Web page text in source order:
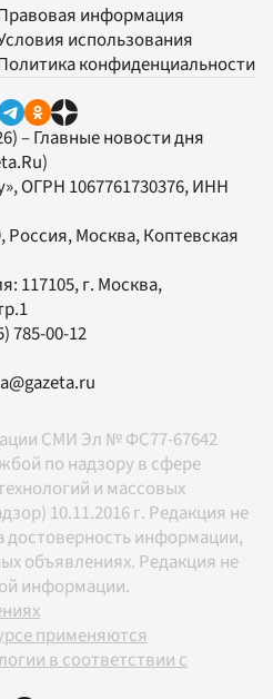
информация
использования
конфиденциальности
– Главные новости дня
, ОГРН 1067761730376, ИНН
Россия, Москва, Коптевская
117105, г. Москва,
785-00-12
СМИ Эл № ФС77-67642
по надзору в сфере
и массовых
10.11.2016 г. Редакция не
достоверность информации,
объявлениях. Редакция не
информации.
применяются
в соответствии с